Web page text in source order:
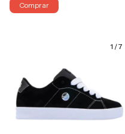
Comprar
1 /7